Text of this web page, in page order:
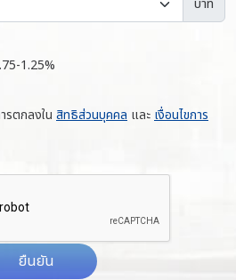
1.25%
รตกลงใน สิทธิส่วนบุคคล และ เงื่อนไขการ
ยืนยัน